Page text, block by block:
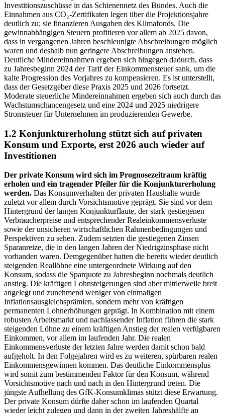
Investitionszuschüsse in das Schienennetz des Bundes. Auch die
Einnahmen aus CO₂-Zertifikaten legen über die Projektionsjahre
deutlich zu; sie finanzieren Ausgaben des Klimafonds. Die
gewinnabhängigen Steuern profitieren vor allem ab 2025 davon,
dass in vergangenen Jahren beschleunigte Abschreibungen möglich
waren und deshalb nun geringere Abschreibungen anstehen.
Deutliche Mindereinnahmen ergeben sich hingegen dadurch, dass
zu Jahresbeginn 2024 der Tarif der Einkommensteuer sank, um die
kalte Progression des Vorjahres zu kompensieren. Es ist unterstellt,
dass der Gesetzgeber diese Praxis 2025 und 2026 fortsetzt.
Moderate steuerliche Mindereinnahmen ergeben sich auch durch das
Wachstumschancengesetz und eine 2024 und 2025 niedrigere
Stromsteuer für Unternehmen im produzierenden Gewerbe.
1.2 Konjunkturerholung stützt sich auf privaten
Konsum und Exporte, erst 2026 auch wieder auf
Investitionen
Der private Konsum wird sich im Prognosezeitraum kräftig
erholen und ein tragender Pfeiler für die Konjunkturerholung
werden. Das Konsumverhalten der privaten Haushalte wurde
zuletzt vor allem durch Vorsichtsmotive geprägt. Sie sind vor dem
Hintergrund der langen Konjunkturflaute, der stark gestiegenen
Verbraucherpreise und entsprechender Realeinkommensverluste
sowie der unsicheren wirtschaftlichen Rahmenbedingungen und
Perspektiven zu sehen. Zudem setzten die gestiegenen Zinsen
Sparanreize, die in den langen Jahren der Niedrigzinsphase nicht
vorhanden waren. Demgegenüber hatten die bereits wieder deutlich
steigenden Reallöhne eine untergeordnete Wirkung auf den
Konsum, sodass die Sparquote zu Jahresbeginn nochmals deutlich
anstieg. Die kräftigen Lohnsteigerungen sind aber mittlerweile breit
angelegt und zunehmend weniger von einmaligen
Inflationsausgleichsprämien, sondern mehr von kräftigen
permanenten Lohnerhöhungen geprägt. In Kombination mit einem
robusten Arbeitsmarkt und nachlassender Inflation führen die stark
steigenden Löhne zu einem kräftigen Anstieg der realen verfügbaren
Einkommen, vor allem im laufenden Jahr. Die realen
Einkommensverluste der letzten Jahre werden damit schon bald
aufgeholt. In den Folgejahren wird es zu weiteren, spürbaren realen
Einkommensgewinnen kommen. Das deutliche Einkommensplus
wird somit zum bestimmenden Faktor für den Konsum, während
Vorsichtsmotive nach und nach in den Hintergrund treten. Die
jüngste Aufhellung des GfK-Konsumklimas stützt diese Erwartung.
Der private Konsum dürfte daher schon im laufenden Quartal
wieder leicht zulegen und dann in der zweiten Jahreshälfte an